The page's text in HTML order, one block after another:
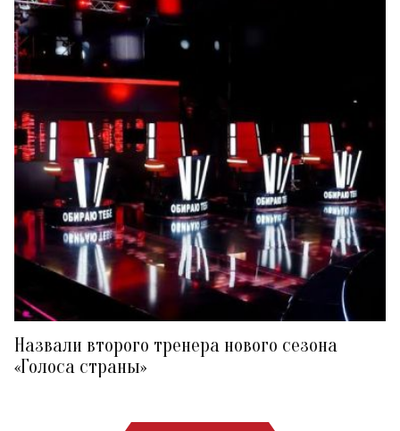
Назвали второго тренера нового сезона
«Голоса страны»